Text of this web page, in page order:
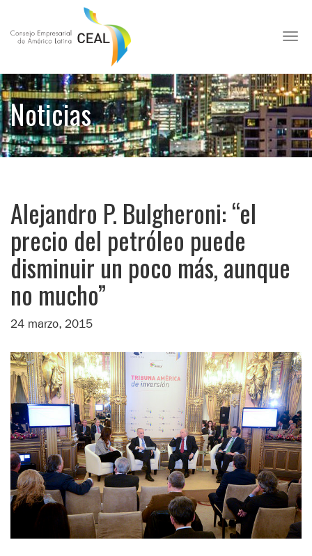
Noticias
Alejandro P. Bulgheroni: “el
precio del petróleo puede
disminuir un poco más, aunque
no mucho”
24 marzo, 2015